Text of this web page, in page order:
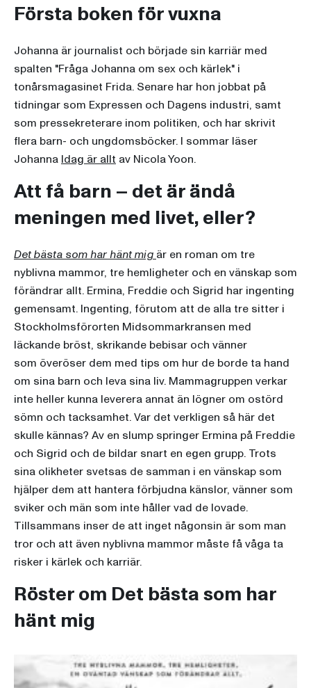
Första boken för vuxna
Johanna är journalist och började sin karriär med
spalten "Fråga Johanna om sex och kärlek" i
tonårsmagasinet Frida. Senare har hon jobbat på
tidningar som Expressen och Dagens industri, samt
som pressekreterare inom politiken, och har skrivit
flera barn- och ungdomsböcker. I sommar läser
Johanna Idag är allt av Nicola Yoon.
Att få barn – det är ändå
meningen med livet, eller?
Det bästa som har hänt mig är en roman om tre
nyblivna mammor, tre hemligheter och en vänskap som
förändrar allt. Ermina, Freddie och Sigrid har ingenting
gemensamt. Ingenting, förutom att de alla tre sitter i
Stockholmsförorten Midsommarkransen med
läckande bröst, skrikande bebisar och vänner
som överöser dem med tips om hur de borde ta hand
om sina barn och leva sina liv. Mammagruppen verkar
inte heller kunna leverera annat än lögner om ostörd
sömn och tacksamhet. Var det verkligen så här det
skulle kännas? Av en slump springer Ermina på Freddie
och Sigrid och de bildar snart en egen grupp. Trots
sina olikheter svetsas de samman i en vänskap som
hjälper dem att hantera förbjudna känslor, vänner som
sviker och män som inte håller vad de lovade.
Tillsammans inser de att inget någonsin är som man
tror och att även nyblivna mammor måste få våga ta
risker i kärlek och karriär.
Röster om Det bästa som har
hänt mig